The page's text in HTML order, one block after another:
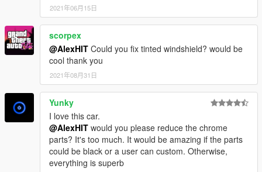
2021年06月15日
scorpex
@AlexHIT Could you fix tinted windshield? would be
cool thank you
2021年08月31日
Yunky
I love this car.
@AlexHIT would you please reduce the chrome
parts? It's too much. It would be amazing if the parts
could be black or a user can custom. Otherwise,
everything is superb